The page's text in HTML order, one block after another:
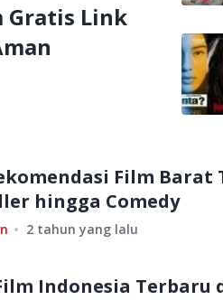
Gratis Link
Film
hingga Comedy
2 tahun yang lalu
Indonesia Terbaru